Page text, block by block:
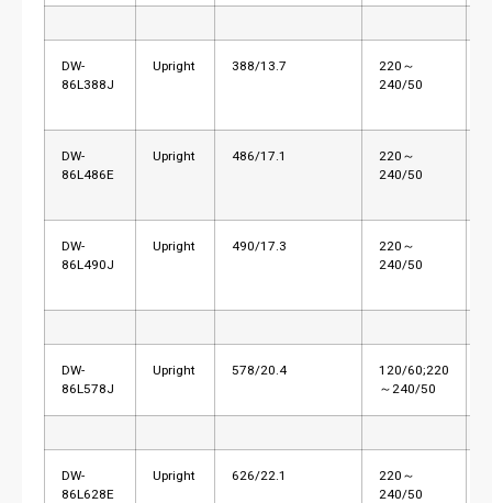
DW-
86L388J
Upright 388/13.7
220～
240/50
DW-
86L486E
Upright 486/17.1
220～
240/50
DW-
86L490J
Upright 490/17.3
220～
240/50
DW-
86L578J
Upright 578/20.4
120/60;220
～240/50
DW-
86L628E
Upright 626/22.1
220～
240/50